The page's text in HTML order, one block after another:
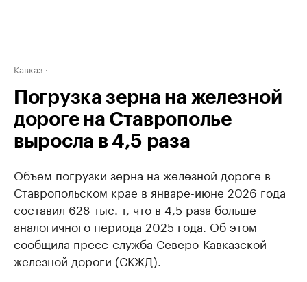
Кавказ
Погрузка зерна на железной
дороге на Ставрополье
выросла в 4,5 раза
Объем погрузки зерна на железной дороге в
Ставропольском крае в январе-июне 2026 года
составил 628 тыс. т, что в 4,5 раза больше
аналогичного периода 2025 года. Об этом
сообщила пресс-служба Северо-Кавказской
железной дороги (СКЖД).